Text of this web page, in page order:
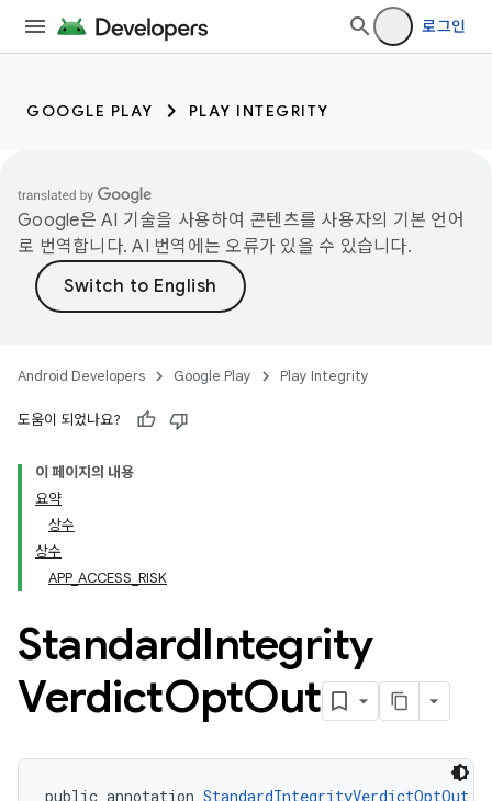
로그인
GOOGLE PLAY PLAY INTEGRITY
Google은 AI 기술을 사용하여 콘텐츠를 사용자의 기본 언어
로 번역합니다. AI 번역에는 오류가 있을 수 있습니다.
Android Developers Google Play Play Integrity
도움이 되었나요?
이 페이지의 내용
요약
상수
상수
APP_ACCESS_RISK
StandardIntegrity
VerdictOptOut
public annotation StandardIntegrityVerdictOptOut